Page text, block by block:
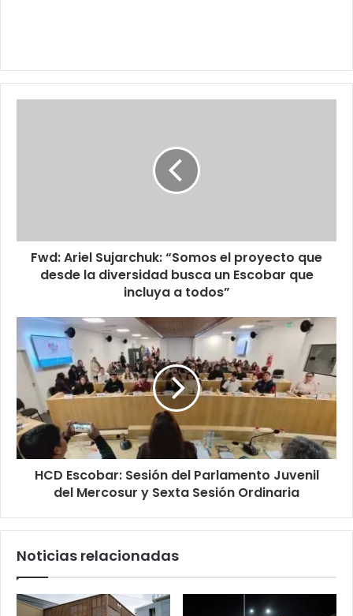
Fwd: Ariel Sujarchuk: “Somos el proyecto que
desde la diversidad busca un Escobar que
incluya a todos”
HCD Escobar: Sesión del Parlamento Juvenil
del Mercosur y Sexta Sesión Ordinaria
Noticias relacionadas